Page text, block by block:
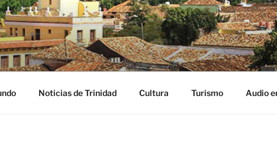
DIGITAL
Noticias de Trinidad Cultura Turismo Audio